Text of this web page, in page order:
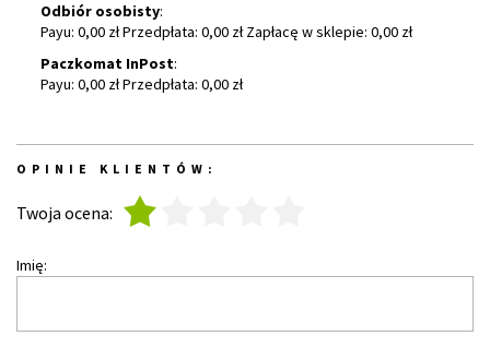
Odbiór osobisty:
Payu: 0,00 zł Przedpłata: 0,00 zł Zapłacę w sklepie: 0,00 zł
Paczkomat InPost:
Payu: 0,00 zł Przedpłata: 0,00 zł
OPINIE KLIENTÓW:
Twoja ocena:
Imię: